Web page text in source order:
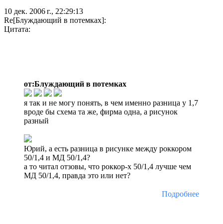
10 дек. 2006 г., 22:29:13
Re[Блуждающий в потемках]:
Цитата:
от:Блуждающий в потемках
я так и не могу понять, в чем именно разница у 1,7
вроде бы схема та же, фирма одна, а рисунок
разный
Юрий, а есть разница в рисунке между роккором
50/1,4 и МД 50/1,4?
а то читал отзовы, что роккор-х 50/1,4 лучше чем
МД 50/1,4, правда это или нет?
Подробнее